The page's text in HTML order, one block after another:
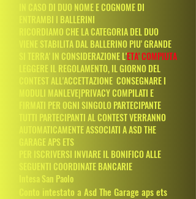
IN CASO DI DUO NOME E COGNOME DI
ENTRAMBI I BALLERINI
RICORDIAMO CHE LA CATEGORIA DEL DUO
VIENE STABILITA DAL BALLERINO PIU' GRANDE
SI TERRA' IN CONSIDERAZIONE L'ETA' COMPIUTA
LEGGERE IL REGOLAMENTO, IL GIORNO DEL
CONTEST ALL'ACCETTAZIONE CONSEGNARE I
MODULI MANLEVE|PRIVACY COMPILATI E
FIRMATI PER OGNI SINGOLO PARTECIPANTE
TUTTI PARTECIPANTI AL CONTEST VERRANNO
AUTOMATICAMENTE ASSOCIATI A ASD THE
GARAGE APS ETS
PER ISCRIVERSI INVIARE IL BONIFICO ALLE
SEGUENTI COORDINATE BANCARIE
Intesa San Paolo
Conto intestato a Asd The Garage aps ets